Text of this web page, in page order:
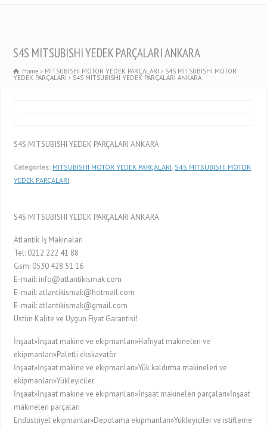
S4S MITSUBISHI YEDEK PARÇALARI ANKARA
Home MITSUBISHI MOTOR YEDEK PARÇALARI S4S MITSUBISHI MOTOR
YEDEK PARÇALARI S4S MITSUBISHI YEDEK PARÇALARI ANKARA
S4S MITSUBISHI YEDEK PARÇALARI ANKARA
Categories: MITSUBISHI MOTOR YEDEK PARÇALARI S4S MITSUBISHI MOTOR
YEDEK PARÇALARI
S4S MITSUBISHI YEDEK PARÇALARI ANKARA
Atlantik İş Makinaları
Tel: 0212 222 41 88
Gsm: 0530 428 51 16
E-mail: info@atlantikismak.com
E-mail: atlantikismak@hotmail.com
E-mail: atlantikismak@gmail.com
Üstün Kalite ve Uygun Fiyat Garantisi!
İnşaat»İnşaat makine ve ekipmanları»Hafriyat makineleri ve
ekipmanları»Paletli ekskavatör
İnşaat»İnşaat makine ve ekipmanları»Yük kaldırma makineleri ve
ekipmanları»Yükleyiciler
İnşaat»İnşaat makine ve ekipmanları»İnşaat makineleri parçaları»İnşaat
makineleri parçaları
Endüstriyel ekipmanlar»Depolama ekipmanları»Yükleyiciler ve istifleme